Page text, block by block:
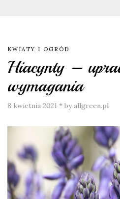
KWIATY I OGRÓD
Hiacynty –
wymagania
8 kwietnia 2021 * by allgreen.pl